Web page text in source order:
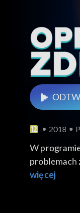
2018
W
problemach
więcej